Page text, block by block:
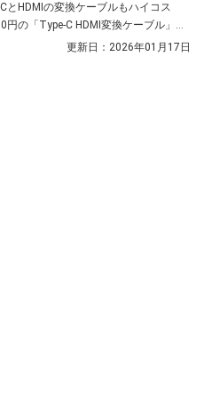
とHDMIの変換ケーブルもハイコス
の「Type-C HDMI変換ケーブル」に
のスマホやノートPC、タブレットに
更新日： 2026年01月17日